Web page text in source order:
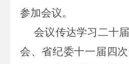
参加会议。
会议传达学习二十
会、省纪委十一届四